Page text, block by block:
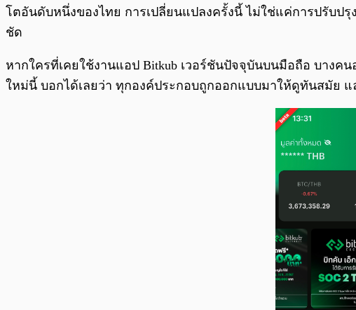
โตอันดับหนึ่งของไทย การเปลี่ยนแปลงครั้งนี้ ไม่ใช่แค่การปรับป
ชัด
หากใครที่เคยใช้งานแอป Bitkub เวอร์ชันปัจจุบันบนมือถือ บางค
ใหม่นี้ บอกได้เลยว่า ทุกองค์ประกอบถูกออกแบบมาให้ดูทันสมัย